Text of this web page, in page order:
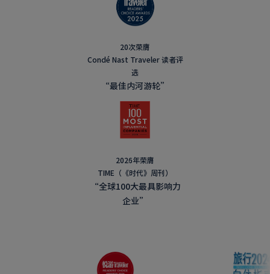
20次荣膺
Condé Nast Traveler 读者评
选
“最佳内河游轮”
2026年荣膺
TIME（《时代》周刊）
“全球100大最具影响力
企业”